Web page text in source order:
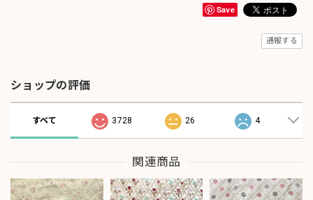
Save
通報する
ショップの評価
すべて 3728 26 4
関連商品